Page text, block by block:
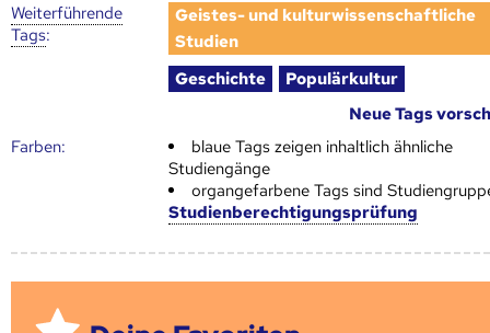
Weiter­führende
Tags:
Geistes- und kulturwissenschaftliche
Studien
Geschichte
Populärkultur
Neue Tags
Farben:
blaue Tags zeigen inhaltlich ähnliche
Studiengänge
organgefarbene Tags sind
Studienberechtigungsprüfung